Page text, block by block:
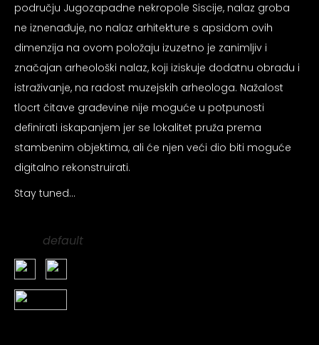
području Jugozapadne nekropole Siscije, nalaz groba
ne iznenađuje, no nalaz arhitekture s apsidom ovih
dimenzija na ovom položaju izuzetno je zanimljiv i
značajan arheološki nalaz, koji iziskuje dodatnu obradu i
istraživanje, na radost muzejskih arheologa. Nažalost
tlocrt čitave građevine nije moguće u potpunosti
definirati iskapanjem jer se lokalitet pruža prema
stambenim objektima, ali će njen veći dio biti moguće
digitalno rekonstruirati.
Stay tuned…
default